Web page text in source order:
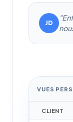
JD
VUES
CLIENT